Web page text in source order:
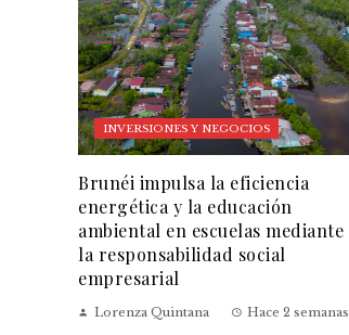
INVERSIONES Y NEGOCIOS
Brunéi impulsa la eficiencia
energética y la educación
ambiental en escuelas mediante
la responsabilidad social
empresarial
Lorenza Quintana Hace 2 semanas